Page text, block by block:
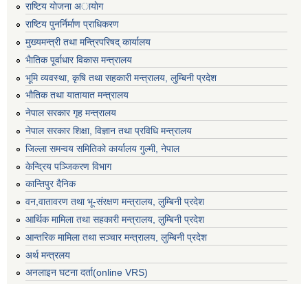
राष्टिय याेजना अायाेग
राष्टिय पुनर्निर्माण प्राधिकरण
मुख्यमन्त्री तथा मन्त्रिपरिषद् कार्यालय
भैातिक पूर्वाधार विकास मन्त्रालय
भूमि व्यवस्था, कृषि तथा सहकारी मन्त्रालय, लु्म्बिनी प्रदेश
भाैतिक तथा यातायात मन्त्रालय
नेपाल सरकार गृह मन्त्रालय
नेपाल सरकार शिक्षा, विज्ञान तथा प्रविधि मन्त्रालय
जिल्ला समन्वय समितिको कार्यालय गुल्मी, नेपाल
केन्द्रिय पञ्जिकरण विभाग
कान्तिपुर दैनिक
वन,वातावरण तथा भू-संरक्षण मन्त्रालय, लुम्बिनी प्रदेश
आर्थिक मामिला तथा सहकारी मन्त्रालय, लुम्बिनी प्रदेश
आन्तरिक मामिला तथा सञ्चार मन्त्रालय, लुम्बिनी प्रदेश
अर्थ मन्त्रलय
अनलाइन घटना दर्ता(online VRS)